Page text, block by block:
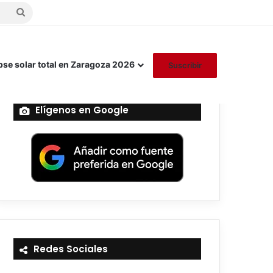
Buscar
solar total en Zaragoza 2026 Suscribir
Elígenos en Google
Redes Sociales